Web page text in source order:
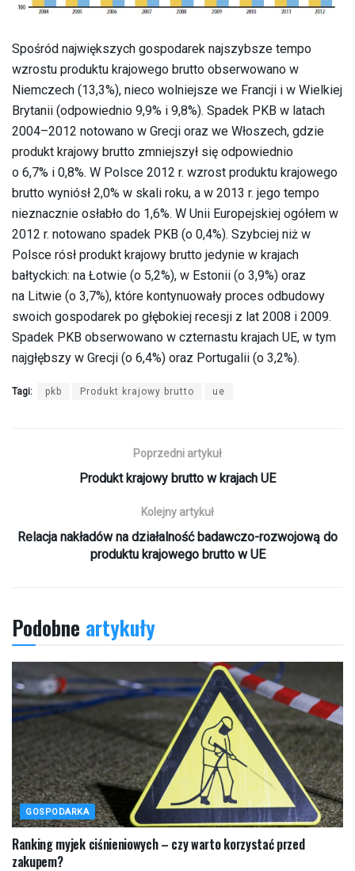
Spośród największych gospodarek najszybsze tempo
wzrostu produktu krajowego brutto obserwowano w
Niemczech (13,3%), nieco wolniejsze we Francji i w Wielkiej
Brytanii (odpowiednio 9,9% i 9,8%). Spadek PKB w latach
2004–2012 notowano w Grecji oraz we Włoszech, gdzie
produkt krajowy brutto zmniejszył się odpowiednio
o 6,7% i 0,8%. W Polsce 2012 r. wzrost produktu krajowego
brutto wyniósł 2,0% w skali roku, a w 2013 r. jego tempo
nieznacznie osłabło do 1,6%. W Unii Europejskiej ogółem w
2012 r. notowano spadek PKB (o 0,4%). Szybciej niż w
Polsce rósł produkt krajowy brutto jedynie w krajach
bałtyckich: na Łotwie (o 5,2%), w Estonii (o 3,9%) oraz
na Litwie (o 3,7%), które kontynuowały proces odbudowy
swoich gospodarek po głębokiej recesji z lat 2008 i 2009.
Spadek PKB obserwowano w czternastu krajach UE, w tym
najgłębszy w Grecji (o 6,4%) oraz Portugalii (o 3,2%).
Tagi: pkb Produkt krajowy brutto ue
Poprzedni artykuł
Produkt krajowy brutto w krajach UE
Kolejny artykuł
Relacja nakładów na działalność badawczo-rozwojową do
produktu krajowego brutto w UE
Podobne artykuły
GOSPODARKA
Ranking myjek ciśnieniowych – czy warto korzystać przed
zakupem?